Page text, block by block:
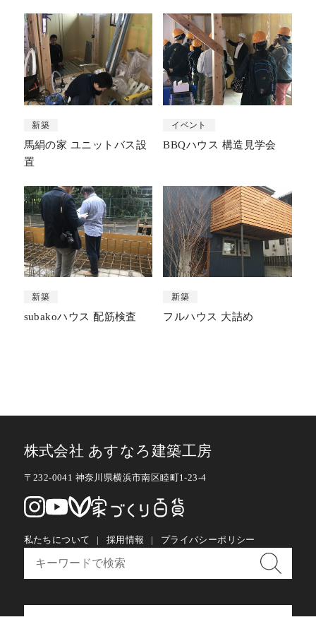
新築
馬絹の家 ユニットバス設
置
イベント
BBQハウス 構造見学会
新築
subakoハウス 配筋検査
新築
フルハウス 大詰め
株式会社 あすなろ建築工房
〒232-0041 神奈川県横浜市南区睦町1-23-4
私たちについて 採用情報 プライバシーポリシー